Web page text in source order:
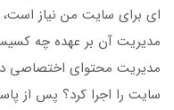
ای برای سایت من نیاز
مدیریت آن بر عهده چه
مدیریت محتوای اختصاصی
سایت را اجرا کرد؟ پس از